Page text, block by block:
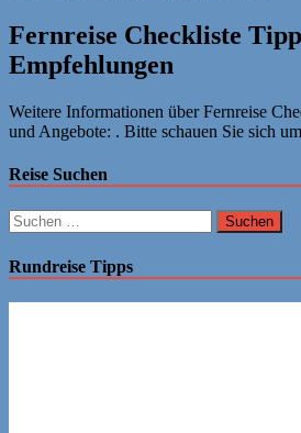
Fernreise Checkliste
Empfehlungen
Weitere Informationen über Fernreise
und Angebote: . Bitte schauen Sie sich
Reise Suchen
Suchen
nach:
Rundreise Tipps